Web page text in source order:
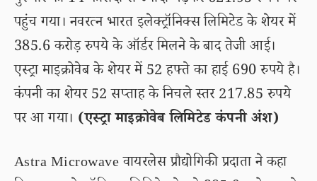
पहुंच गया। नवरत्न भारत इलेक्ट्रॉनिक्स लिमिटेड के शेयर में
385.6 करोड़ रुपये के ऑर्डर मिलने के बाद तेजी आई।
एस्ट्रा माइक्रोवेब के शेयर में 52 हफ्ते का हाई 690 रुपये है।
कंपनी का शेयर 52 सप्ताह के निचले स्तर 217.85 रुपये
पर आ गया। (एस्ट्रा माइक्रोवेब लिमिटेड कंपनी अंश)
Astra Microwave वायरलेस प्रौद्योगिकी प्रदाता ने कहा